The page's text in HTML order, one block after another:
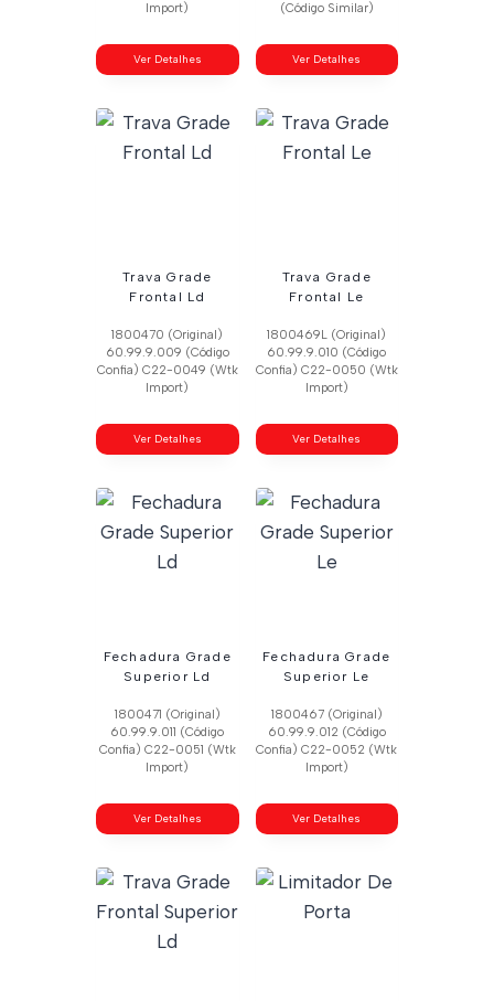
Import)
Ver Detalhes
(Código Similar)
Ver Detalhes
Trava Grade
Frontal Ld
1800470 (Original)
60.99.9.009 (Código
Confia) C22-0049 (Wtk
Import)
Ver Detalhes
Trava Grade
Frontal Le
1800469L (Original)
60.99.9.010 (Código
Confia) C22-0050 (Wtk
Import)
Ver Detalhes
Fechadura Grade
Superior Ld
1800471 (Original)
60.99.9.011 (Código
Confia) C22-0051 (Wtk
Import)
Ver Detalhes
Fechadura Grade
Superior Le
1800467 (Original)
60.99.9.012 (Código
Confia) C22-0052 (Wtk
Import)
Ver Detalhes